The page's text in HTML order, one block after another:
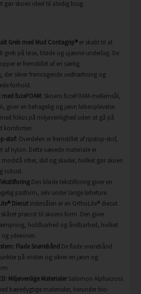
gør skoen ideel til alsidig brug.
Greb med Mud Contagrip® er skabt til at
greb på løse, bløde og ujævne underlag. De
er fremstillet af en særlig
der sikrer fremragende vedhæftning og
forhold.
fuzeFOAM: Skoens fuzeFOAM-mellemsål,
giver en behagelig og jævn løbeoplevelse.
fokus på miljøvenlighed uden at gå på
komforten.
stof: Overdelen er fremstillet af ripstop-stof,
af nylon. Dette vævede materiale er
rifter, slid og skader, hvilket gør skoen
robust.
Den bløde tekstilforing giver en
pasform, selv under lange løbeture.
Diecut Indersålen er en OrthoLite® diecut
præcist til skoens form. Den giver
holdbarhed og åndbarhed, hvilket
ydeevnen.
Flade Snørebånd De flade snørebånd
på vristen og sikrer en jævn og
Miljøvenlige MaterialerSalomon Alphacross
bæredygtige materialer, herunder bio-